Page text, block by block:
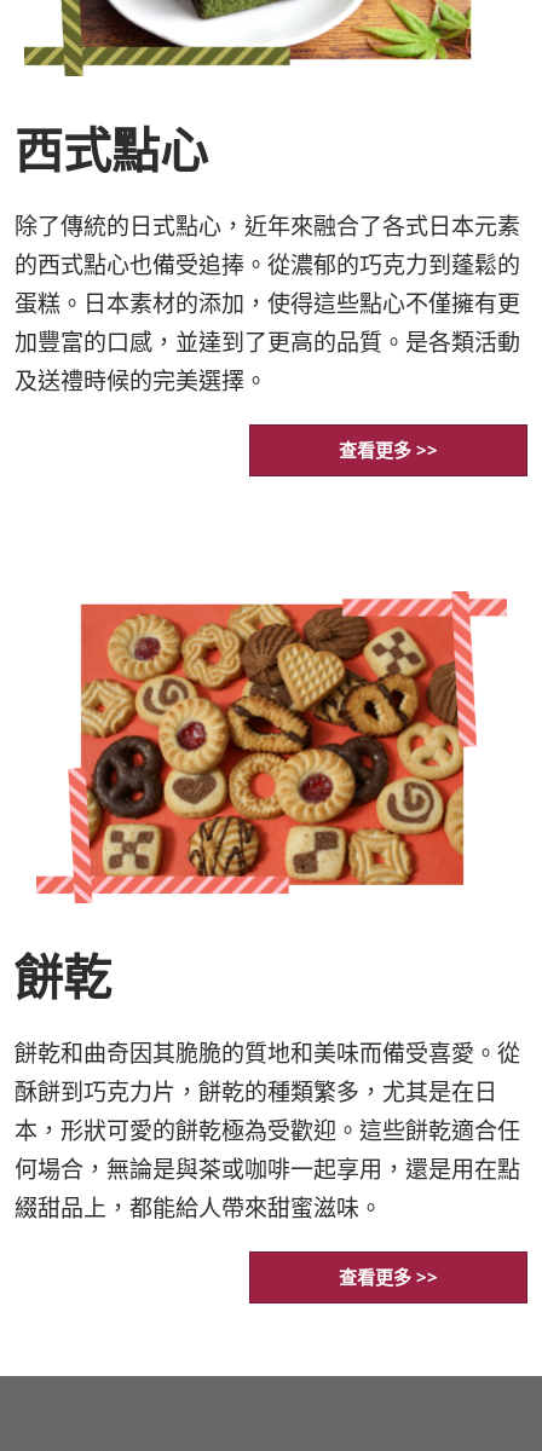
西式點心
除了傳統的日式點心，近年來融合了各式日本元素
的西式點心也備受追捧。從濃郁的巧克力到蓬鬆的
蛋糕。日本素材的添加，使得這些點心不僅擁有更
加豐富的口感，並達到了更高的品質。是各類活動
及送禮時候的完美選擇。
查看更多 >>
餅乾
餅乾和曲奇因其脆脆的質地和美味而備受喜愛。從
酥餅到巧克力片，餅乾的種類繁多，尤其是在日
本，形狀可愛的餅乾極為受歡迎。這些餅乾適合任
何場合，無論是與茶或咖啡一起享用，還是用在點
綴甜品上，都能給人帶來甜蜜滋味。
查看更多 >>